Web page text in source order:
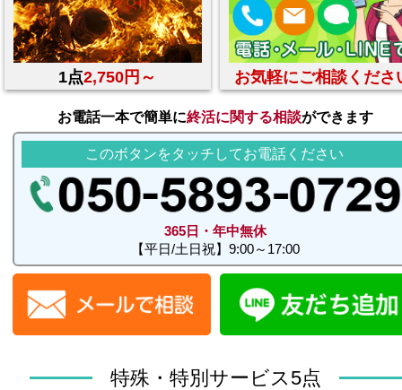
1点2,750円～ お気軽にご相談くださ
お電話一本で簡単に終活に関する相談ができます
このボタンをタッチしてお電話ください
365日・年中無休
【平日/土日祝】9:00～17:00
特殊・特別サービス5点